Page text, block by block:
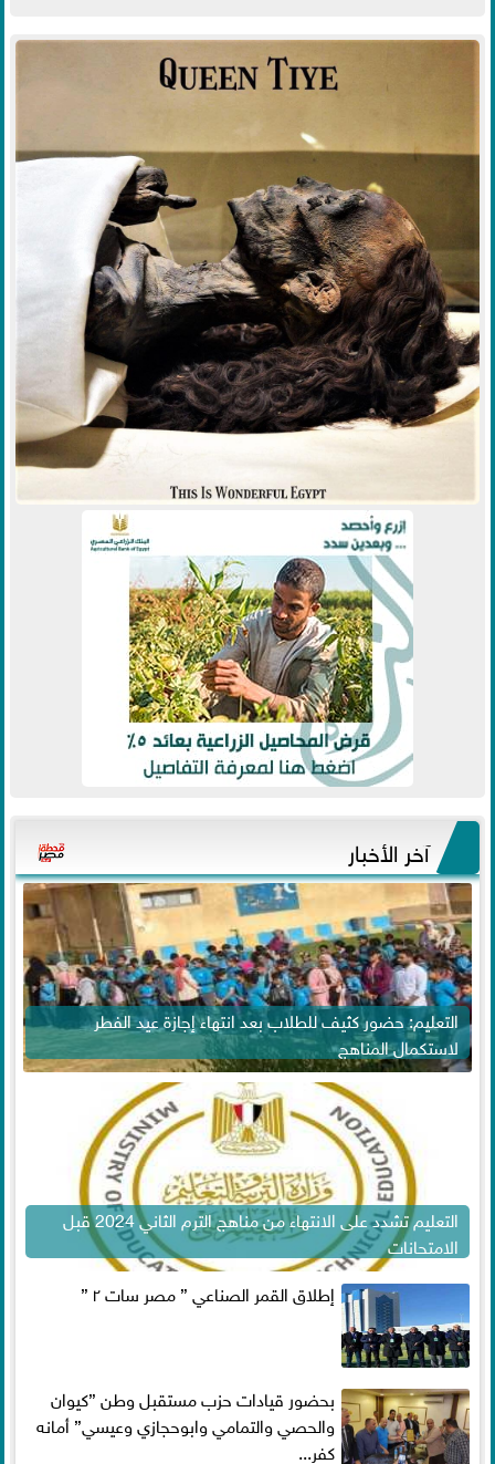
آخر الأخبار
التعليم: حضور كثيف للطلاب بعد انتهاء إجازة عيد الفطر
لاستكمال المناهج
التعليم تشدد على الانتهاء من مناهج الترم الثاني 2024 قبل
الامتحانات
إطلاق القمر الصناعي ” مصر سات ٢ ”
بحضور قيادات حزب مستقبل وطن ”كيوان
والحصي والتمامي وابوحجازي وعيسي” أمانه
كفر...